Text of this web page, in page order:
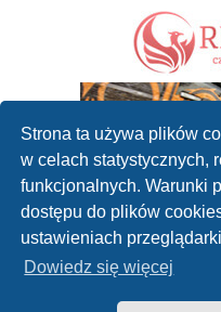
Strona ta używa plików
w celach statystycznych,
funkcjonalnych. Warunki
dostępu do plików
ustawieniach
Dowiedz się więcej